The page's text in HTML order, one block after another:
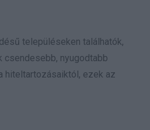
településeken találhatók,
csendesebb, nyugodtabb
hiteltartozásaiktól, ezek az